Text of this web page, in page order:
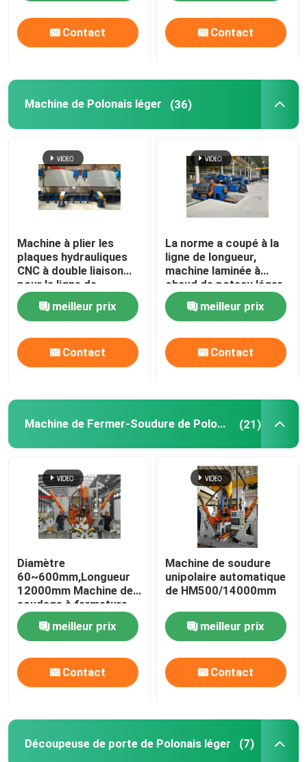
Produits
Visite de l'usine
Nous contacter
Nouvelles
Demander un devis
frein de presse hydraulique de commande numérique
Frein tandem de presse de commande numérique par
Machine de Polonais léger
Machine de Fermer-Soudure de Polonais léger
Découpeuse de porte de Polonais léger
Highmast et machine unipolaire de soudure continue
Découpeuse de chandelle
hydraulique de frein
Contact Contact
Machine de Polonais léger (36)
Machine à plier les
plaques hydrauliques
CNC à double liaison
pour la ligne de
production de poteaux
lumineuxmeilleur prix
Contact
La norme a coupé à la
ligne de longueur,
machine laminée à
chaud de poteau léger
d'acier doux pour 6m
8m 14mmeilleur prix
Contact
Machine de Fermer-Soudure de Polonais léger (21)
Diamètre
60~600mm,Longueur
12000mm Machine de
soudage à fermeture
de pôle léger CNC
meilleur prix
Contact
Machine de soudure
unipolaire automatique
de HM500/14000mm
meilleur prix
Contact
Découpeuse de porte de Polonais léger (7)